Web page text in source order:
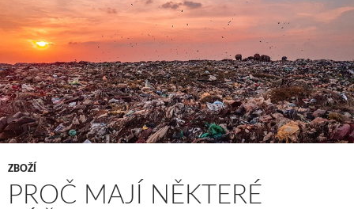
ZBOŽÍ
PROČ MAJÍ NĚKTERÉ